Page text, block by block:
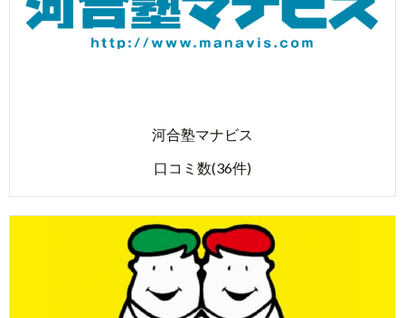
河合塾マナビス
口コミ数(36件)